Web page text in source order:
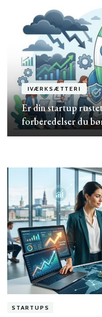
IVÆRKSÆTTERI
Er din startup
forberedelser du
STARTUPS